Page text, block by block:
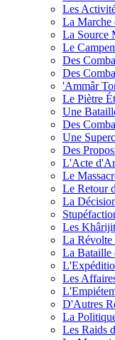
Les
La Marche
La Source
Le
Des
Des
'Ammâr
Le Piètre
Une
Des
Une
Des
L'Acte
Le
Le Retour
La
Les
La Révolte
La Bataille
Les
D'Autres
La
Les Raids